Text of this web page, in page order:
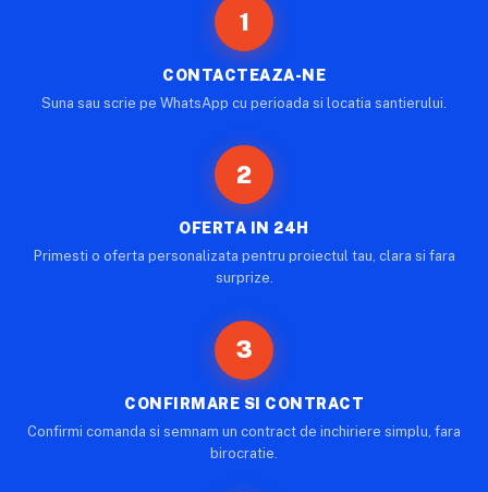
1
CONTACTEAZA-NE
Suna sau scrie pe WhatsApp cu perioada si locatia santierului.
2
OFERTA IN 24H
Primesti o oferta personalizata pentru proiectul tau, clara si fara
surprize.
3
CONFIRMARE SI CONTRACT
Confirmi comanda si semnam un contract de inchiriere simplu, fara
birocratie.